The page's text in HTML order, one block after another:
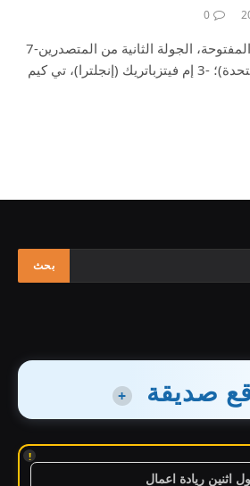
0
بطولة الولايات المتحدة المفتوحة، الجولة الثانية من المتصدرين-7
دبليو كلارك (الولايات المتحدة)؛ -3 إم فيتزباتريك (إنجلترا)، تي كيم
صديقة +
!
اثنين ريادة اعمال